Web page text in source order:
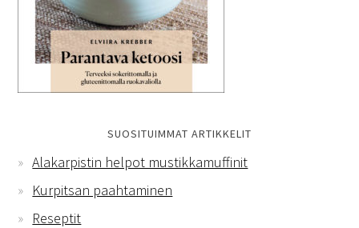
SUOSITUIMMAT ARTIKKELIT
Alakarpistin helpot mustikkamuffinit
Kurpitsan paahtaminen
Reseptit